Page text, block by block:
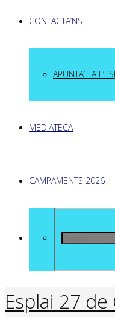
CONTACTA’NS
APUNTA’T A
MEDIATECA
CAMPAMENTS 2026
Esplai 27